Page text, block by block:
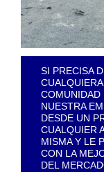
SI PRECISA
COMUNIDAD
NUESTRA
DESDE UN
CUALQUIER
MISMA Y LE
CON LA
DEL